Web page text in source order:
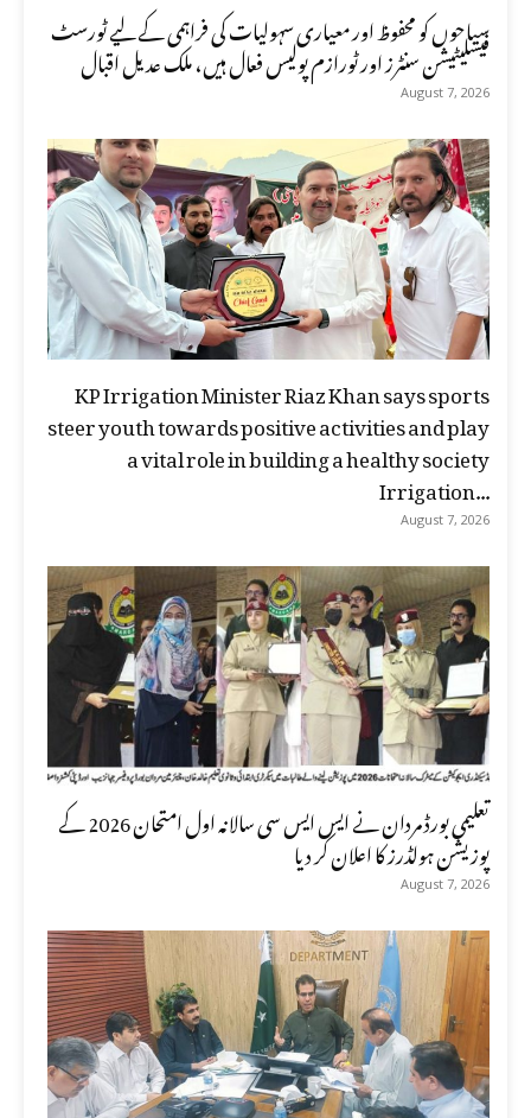
سیاحوں کو محفوظ اور معیاری سہولیات کی فراہمی کے لیے ٹورسٹ
فیسلیٹیشن سنٹرز اور ٹورازم پولیس فعال ہیں، ملک عدیل اقبال
August 7, 2026
KP Irrigation Minister Riaz Khan says sports
steer youth towards positive activities and play
a vital role in building a healthy society
Irrigation...
August 7, 2026
تعلیمی بورڈ مردان نے ایس ایس سی سالانہ اول امتحان 2026 کے
پوزیشن ہولڈرز کا اعلان کر دیا
August 7, 2026